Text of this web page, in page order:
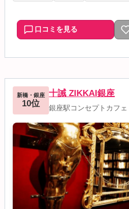
口コミを見る
新橋・銀座
10位
十誡 ZIKKAI銀座
銀座駅コンセプトカフェ